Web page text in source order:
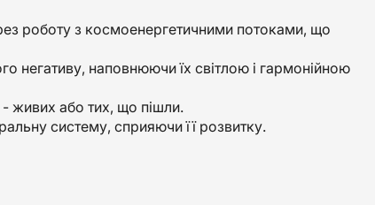
роботу з космоенергетичними потоками, що
негативу, наповнюючи їх світлою і гармонійною
- живих або тих, що пішли.
систему, сприяючи її розвитку.